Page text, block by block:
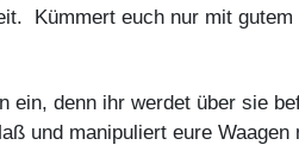
Kümmert euch nur mit
ein, denn ihr werdet über sie
und manipuliert eure